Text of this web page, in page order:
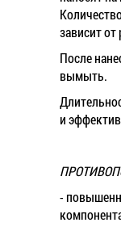
зависит
После
вымыть.
и
-